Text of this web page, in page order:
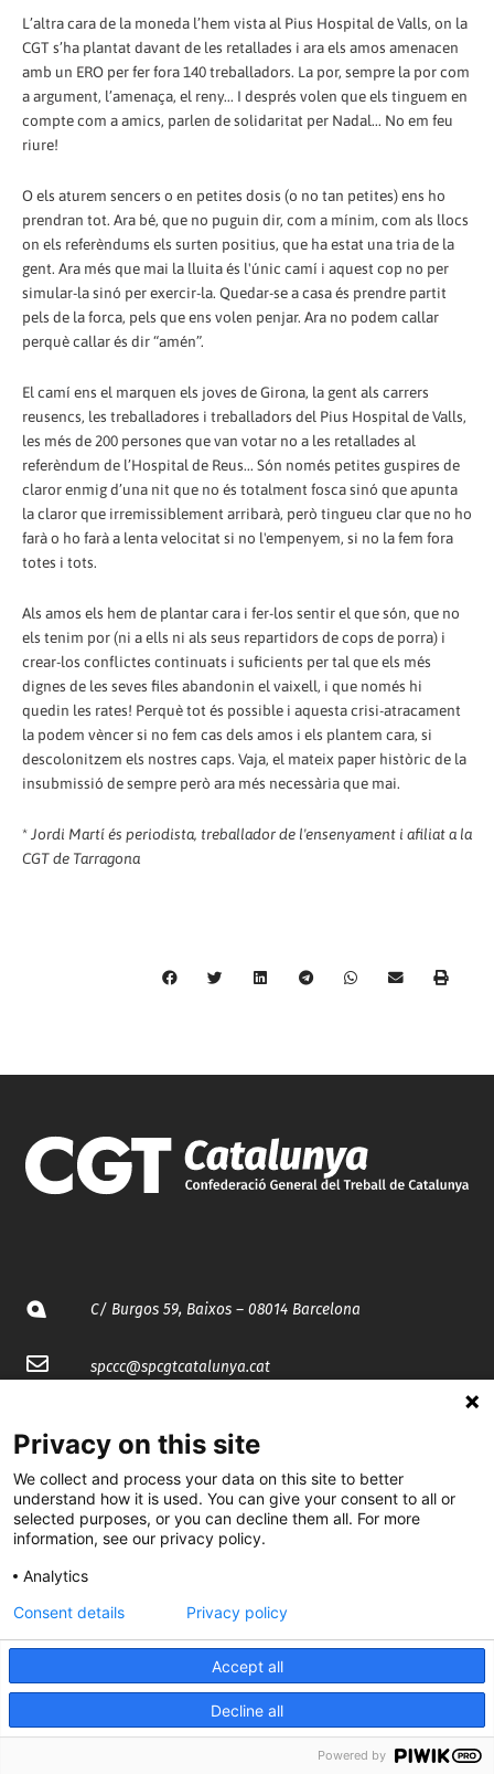
L’altra cara de la moneda l’hem vista al Pius Hospital de Valls, on la
CGT s’ha plantat davant de les retallades i ara els amos amenacen
amb un ERO per fer fora 140 treballadors. La por, sempre la por com
a argument, l’amenaça, el reny... I després volen que els tinguem en
compte com a amics, parlen de solidaritat per Nadal... No em feu
riure!
O els aturem sencers o en petites dosis (o no tan petites) ens ho
prendran tot. Ara bé, que no puguin dir, com a mínim, com als llocs
on els referèndums els surten positius, que ha estat una tria de la
gent. Ara més que mai la lluita és l'únic camí i aquest cop no per
simular-la sinó per exercir-la. Quedar-se a casa és prendre partit
pels de la forca, pels que ens volen penjar. Ara no podem callar
perquè callar és dir “amén”.
El camí ens el marquen els joves de Girona, la gent als carrers
reusencs, les treballadores i treballadors del Pius Hospital de Valls,
les més de 200 persones que van votar no a les retallades al
referèndum de l’Hospital de Reus... Són només petites guspires de
claror enmig d’una nit que no és totalment fosca sinó que apunta
la claror que irremissiblement arribarà, però tingueu clar que no ho
farà o ho farà a lenta velocitat si no l'empenyem, si no la fem fora
totes i tots.
Als amos els hem de plantar cara i fer-los sentir el que són, que no
els tenim por (ni a ells ni als seus repartidors de cops de porra) i
crear-los conflictes continuats i suficients per tal que els més
dignes de les seves files abandonin el vaixell, i que només hi
quedin les rates! Perquè tot és possible i aquesta crisi-atracament
la podem vèncer si no fem cas dels amos i els plantem cara, si
descolonitzem els nostres caps. Vaja, el mateix paper històric de la
insubmissió de sempre però ara més necessària que mai.
* Jordi Martí és periodista, treballador de l'ensenyament i afiliat a la
CGT de Tarragona
C/ Burgos 59, Baixos – 08014 Barcelona
spccc@spcgtcatalunya.cat
@CGTCatalunya
cgtcatalunya
CGTCatalunya
cgtcatalunya
Desenvolupat per
Privacy on this site
We collect and process your data on this site to better
understand how it is used. You can give your consent to all or
selected purposes, or you can decline them all. For more
information, see our privacy policy.
Analytics
Accept all
Decline all
Consent details Privacy policy
Powered by